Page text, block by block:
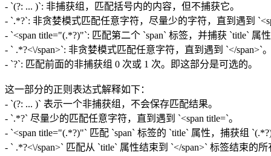
- `(?: ... )`: 非捕获组，匹配括号内的内容，但不捕获它。
- `.*?`: 非贪婪模式匹配任意字符，尽量少的字符，直到遇到
- `<span title="(.*?)"`: 匹配第二个 `span` 标签，并捕获 `title`
- ` .*?<\/span>`: 非贪婪模式匹配任意字符，直到遇到 `</span>`。
- `?`: 匹配前面的非捕获组 0 次或 1 次。即这部分是可选的。
这一部分的正则表达式解释如下：
- `(?: ... )` 表示一个非捕获组，不会保存匹配结果。
- `.*?` 尽量少的匹配任意字符，直到遇到 `<span title=`。
- `<span title="(.*?)"` 匹配 `span` 标签的 `title` 属性，捕获组
- ` .*?<\/span>` 匹配从 `title` 属性结束到 `</span>` 标签结束的所